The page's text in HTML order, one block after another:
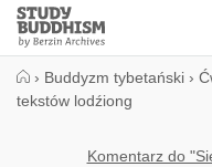
Close
Study
Buddhism
› Buddyzm tybetański ›
tekstów lodźiong
Komentarz do